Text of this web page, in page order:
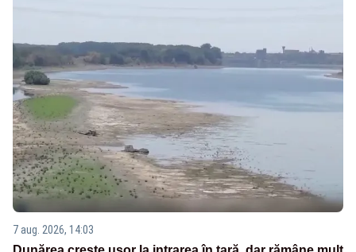
7 aug. 2026, 14:03